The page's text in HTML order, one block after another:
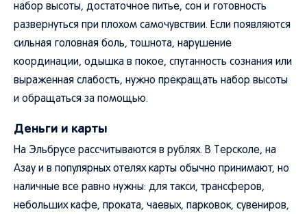
набор высоты, достаточное питье, сон и готовность
развернуться при плохом самочувствии. Если появляются
сильная головная боль, тошнота, нарушение
координации, одышка в покое, спутанность сознания или
выраженная слабость, нужно прекращать набор высоты
и обращаться за помощью.
Деньги и карты
На Эльбрусе рассчитываются в рублях. В Терсколе, на
Азау и в популярных отелях карты обычно принимают, но
наличные все равно нужны: для такси, трансферов,
небольших кафе, проката, чаевых, парковок, сувениров,